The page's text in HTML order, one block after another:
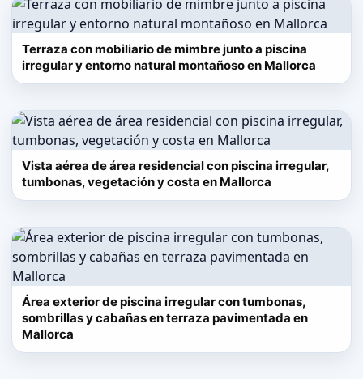
Terraza con mobiliario de mimbre junto a piscina
irregular y entorno natural montañoso en Mallorca
Vista aérea de área residencial con piscina irregular,
tumbonas, vegetación y costa en Mallorca
Área exterior de piscina irregular con tumbonas,
sombrillas y cabañas en terraza pavimentada en
Mallorca